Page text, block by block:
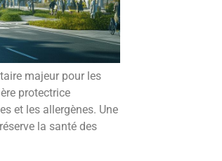
majeur pour les
protectrice
et les allergènes. Une
la santé des